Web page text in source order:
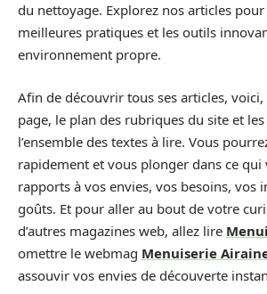
du nettoyage. Explorez nos articles
meilleures pratiques et les outils
environnement propre.
Afin de découvrir tous ses articles,
page, le plan des rubriques du site et
l’ensemble des textes à lire. Vous
rapidement et vous plonger dans ce qui
rapports à vos envies, vos besoins, vos
goûts. Et pour aller au bout de votre
d’autres magazines web, allez lire
omettre le webmag Menuiserie
assouvir vos envies de découverte